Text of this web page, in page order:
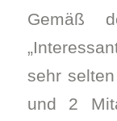
Gemäß
sehr
und 2